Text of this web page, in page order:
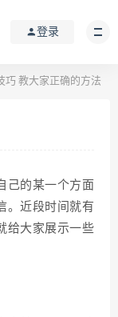
登录
巧 教大家正确的方法
己的某一个方面
。近段时间就有
给大家展示一些